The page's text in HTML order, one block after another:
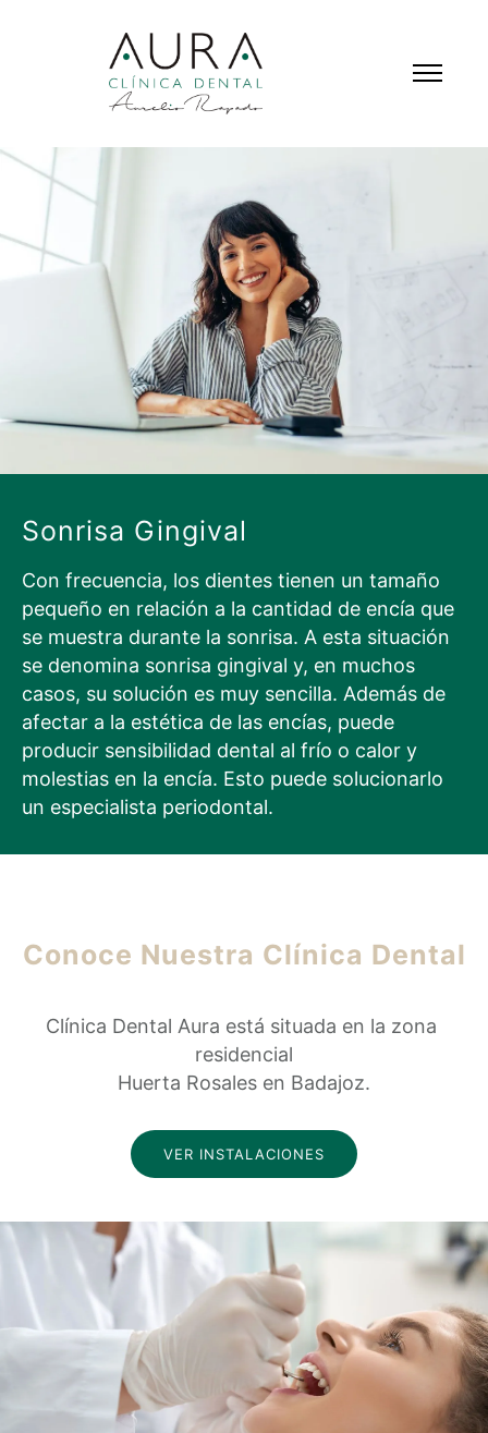
Sonrisa Gingival
Con frecuencia, los dientes tienen un tamaño
pequeño en relación a la cantidad de encía que
se muestra durante la sonrisa. A esta situación
se denomina sonrisa gingival y, en muchos
casos, su solución es muy sencilla. Además de
afectar a la estética de las encías, puede
producir sensibilidad dental al frío o calor y
molestias en la encía. Esto puede solucionarlo
un especialista periodontal.
Conoce Nuestra Clínica Dental
Clínica Dental Aura está situada en la zona
residencial
Huerta Rosales en Badajoz.
VER INSTALACIONES